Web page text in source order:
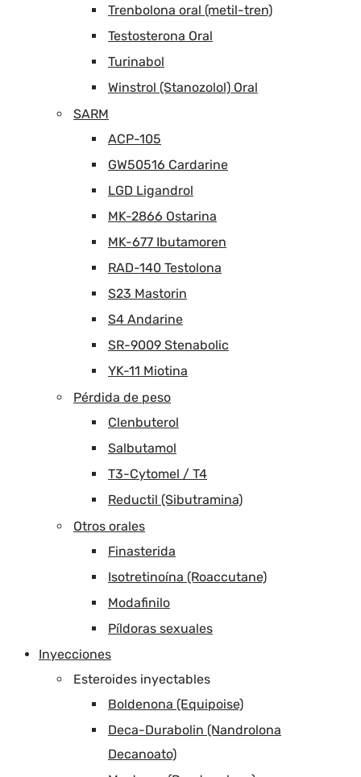
Trenbolona oral (metil-tren)
Testosterona Oral
Turinabol
Winstrol (Stanozolol) Oral
SARM
ACP-105
GW50516 Cardarine
LGD Ligandrol
MK-2866 Ostarina
MK-677 Ibutamoren
RAD-140 Testolona
S23 Mastorin
S4 Andarine
SR-9009 Stenabolic
YK-11 Miotina
Pérdida de peso
Clenbuterol
Salbutamol
T3-Cytomel / T4
Reductil (Sibutramina)
Otros orales
Finasterida
Isotretinoína (Roaccutane)
Modafinilo
Píldoras sexuales
Inyecciones
Esteroides inyectables
Boldenona (Equipoise)
Deca-Durabolin (Nandrolona
Decanoato)